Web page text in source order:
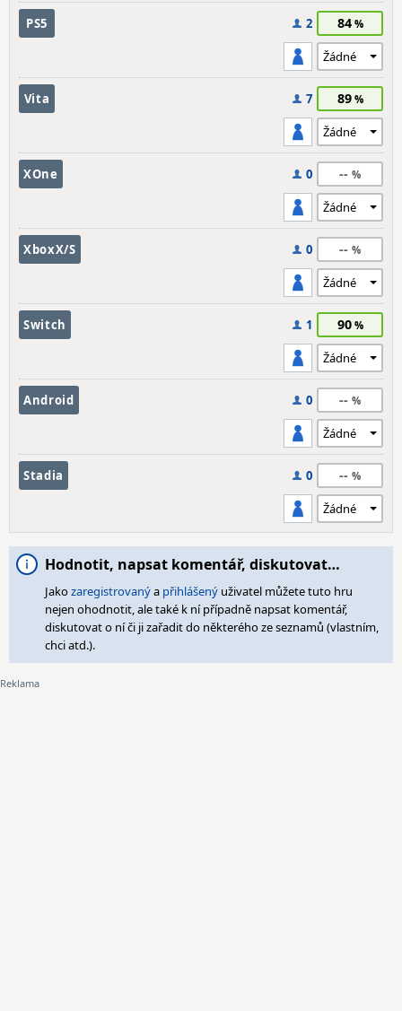
PS5 2 84
Vita 7 89
XOne 0 --
XboxX/S 0 --
Switch 1 90
Android 0 --
Stadia 0 --
Hodnotit, napsat komentář, diskutovat…
Jakozaregistrovanýa přihlášený uživatel můžete tuto hru
nejen ohodnotit, ale také k ní případně napsat komentář,
diskutovat o ní či ji zařadit do některého ze seznamů (vlastním,
chci atd.).